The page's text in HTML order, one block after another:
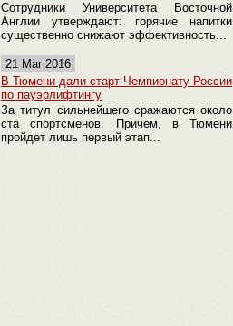
Сотрудники Университета Восточной
Англии утверждают: горячие напитки
существенно снижают эффективность...
21 Mar 2016
В Тюмени дали старт Чемпионату России
по пауэрлифтингу
За титул сильнейшего сражаются около
ста спортсменов. Причем, в Тюмени
пройдет лишь первый этап...